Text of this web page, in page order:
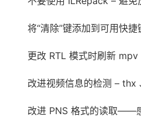
将“清除”键添加到可用快
更改 RTL 模式时刷新 mpv
改进视频信息的检测 – thx
改进 PNS 格式的读取——